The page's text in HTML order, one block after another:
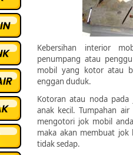
Kebersihan interior
penumpang atau
mobil yang kotor atau
enggan duduk.
Kotoran atau noda pada
anak kecil. Tumpahan
mengotori jok mobil
maka akan membuat
tidak sedap.